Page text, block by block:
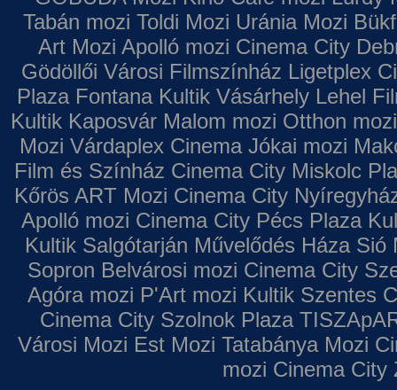
Tabán mozi Toldi Mozi Uránia Mozi
Art Mozi Apolló mozi Cinema City
Gödöllői Városi Filmszínház Ligetplex
Plaza Fontana Kultik Vásárhely Lehel
Kultik Kaposvár Malom mozi Otthon mozi
Mozi Várdaplex Cinema Jókai mozi
Film és Színház Cinema City Miskolc
Kőrös ART Mozi Cinema City
Apolló mozi Cinema City Pécs Plaza
Kultik Salgótarján Művelődés Háza Sió
Sopron Belvárosi mozi Cinema City
Agóra mozi P'Art mozi Kultik Szentes
Cinema City Szolnok Plaza
Városi Mozi Est Mozi Tatabánya Mozi
mozi Cinema City